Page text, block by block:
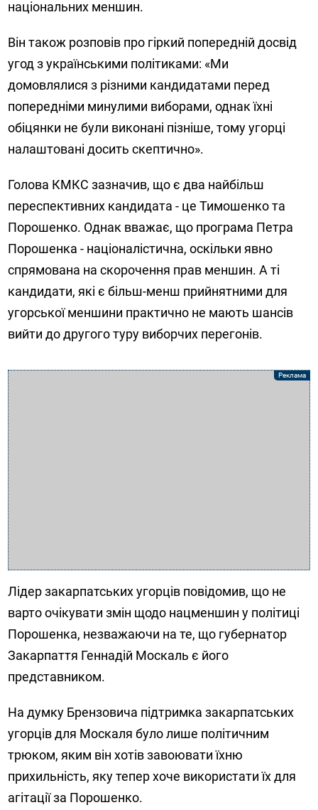
національних меншин.
Він також розповів про гіркий попередній досвід
угод з українськими політиками: «Ми
домовлялися з різними кандидатами перед
попередніми минулими виборами, однак їхні
обіцянки не були виконані пізніше, тому угорці
налаштовані досить скептично».
Голова КМКС зазначив, що є два найбільш
переспективних кандидата - це Тимошенко та
Порошенко. Однак вважає, що програма Петра
Порошенка - націоналістична, оскільки явно
спрямована на скорочення прав меншин. А ті
кандидати, які є більш-менш прийнятними для
угорської меншини практично не мають шансів
вийти до другого туру виборчих перегонів.
Лідер закарпатських угорців повідомив, що не
варто очікувати змін щодо нацменшин у політиці
Порошенка, незважаючи на те, що губернатор
Закарпаття Геннадій Москаль є його
представником.
На думку Брензовича підтримка закарпатських
угорців для Москаля було лише політичним
трюком, яким він хотів завоювати їхню
прихильність, яку тепер хоче використати їх для
агітації за Порошенко.